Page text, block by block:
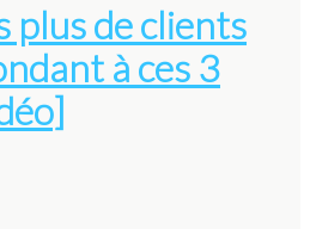
plus de clients
à ces 3